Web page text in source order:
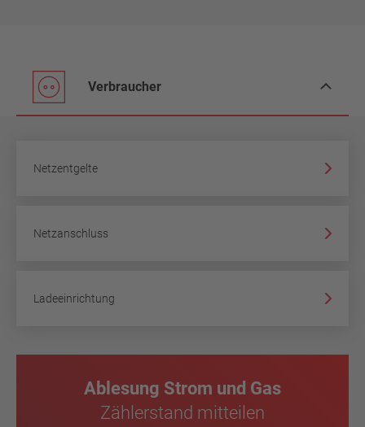
Verbraucher
Netzentgelte
Netzanschluss
Ladeeinrichtung
Ablesung Strom und Gas
Zählerstand mitteilen